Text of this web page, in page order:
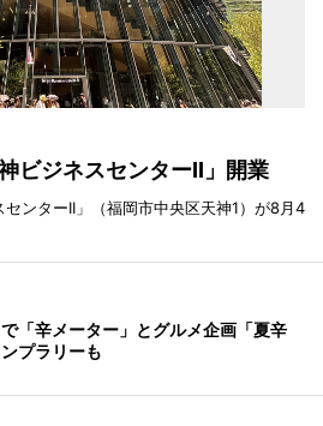
ビジネスセンターII」開業
ンターII」（福岡市中央区天神1）が8月4
「辛メーター」とグルメ企画「夏辛
プラリーも